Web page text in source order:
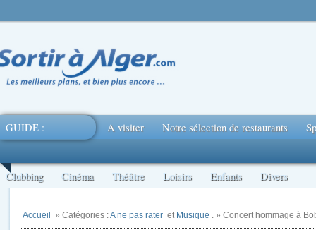
GUIDE : A visiter Notre sélection de restaurants
Clubbing Cinéma Théâtre Loisirs Enfants Divers
Accueil » Catégories :A ne pas rater et Musique . » Concert hommage à